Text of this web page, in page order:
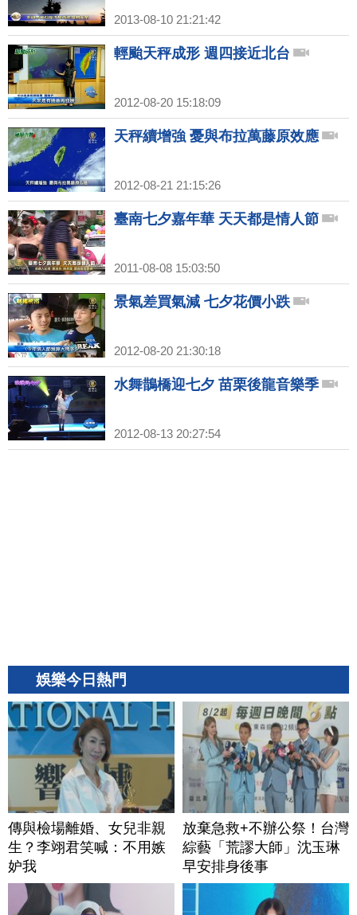
2013-08-10 21:21:42
輕颱天秤成形 週四接近北台
2012-08-20 15:18:09
天秤續增強 憂與布拉萬藤原效應
2012-08-21 21:15:26
臺南七夕嘉年華 天天都是情人節
2011-08-08 15:03:50
景氣差買氣減 七夕花價小跌
2012-08-20 21:30:18
水舞鵲橋迎七夕 苗栗後龍音樂季
2012-08-13 20:27:54
娛樂今日熱門
傳與檢場離婚、女兒非親
生？李翊君笑喊：不用嫉
妒我
放棄急救+不辦公祭！台灣
綜藝「荒謬大師」沈玉琳
早安排身後事